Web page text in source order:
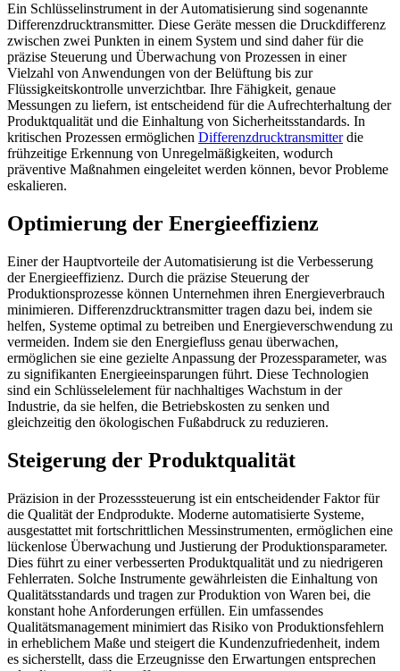
Ein Schlüsselinstrument in der Automatisierung sind sogenannte
Differenzdrucktransmitter. Diese Geräte messen die Druckdifferenz
zwischen zwei Punkten in einem System und sind daher für die
präzise Steuerung und Überwachung von Prozessen in einer
Vielzahl von Anwendungen von der Belüftung bis zur
Flüssigkeitskontrolle unverzichtbar. Ihre Fähigkeit, genaue
Messungen zu liefern, ist entscheidend für die Aufrechterhaltung der
Produktqualität und die Einhaltung von Sicherheitsstandards. In
kritischen Prozessen ermöglichen Differenzdrucktransmitterdie
frühzeitige Erkennung von Unregelmäßigkeiten, wodurch
präventive Maßnahmen eingeleitet werden können, bevor Probleme
eskalieren.
Optimierung der Energieeffizienz
Einer der Hauptvorteile der Automatisierung ist die Verbesserung
der Energieeffizienz. Durch die präzise Steuerung der
Produktionsprozesse können Unternehmen ihren Energieverbrauch
minimieren. Differenzdrucktransmitter tragen dazu bei, indem sie
helfen, Systeme optimal zu betreiben und Energieverschwendung zu
vermeiden. Indem sie den Energiefluss genau überwachen,
ermöglichen sie eine gezielte Anpassung der Prozessparameter, was
zu signifikanten Energieeinsparungen führt. Diese Technologien
sind ein Schlüsselelement für nachhaltiges Wachstum in der
Industrie, da sie helfen, die Betriebskosten zu senken und
gleichzeitig den ökologischen Fußabdruck zu reduzieren.
Steigerung der Produktqualität
Präzision in der Prozesssteuerung ist ein entscheidender Faktor für
die Qualität der Endprodukte. Moderne automatisierte Systeme,
ausgestattet mit fortschrittlichen Messinstrumenten, ermöglichen eine
lückenlose Überwachung und Justierung der Produktionsparameter.
Dies führt zu einer verbesserten Produktqualität und zu niedrigeren
Fehlerraten. Solche Instrumente gewährleisten die Einhaltung von
Qualitätsstandards und tragen zur Produktion von Waren bei, die
konstant hohe Anforderungen erfüllen. Ein umfassendes
Qualitätsmanagement minimiert das Risiko von Produktionsfehlern
in erheblichem Maße und steigert die Kundenzufriedenheit, indem
es sicherstellt, dass die Erzeugnisse den Erwartungen entsprechen